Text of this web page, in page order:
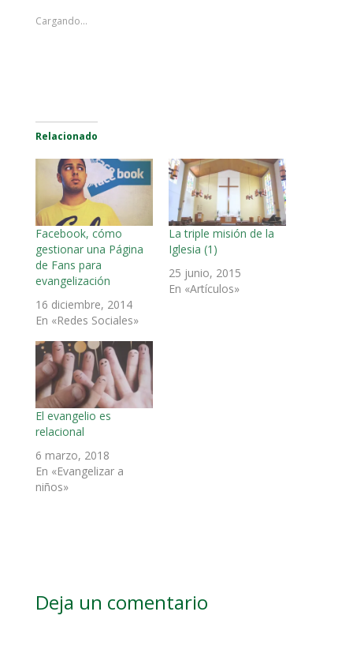
Cargando...
Relacionado
Facebook, cómo
gestionar una Página
de Fans para
evangelización
16 diciembre, 2014
En «Redes Sociales»
La triple misión de la
Iglesia (1)
25 junio, 2015
En «Artículos»
El evangelio es
relacional
6 marzo, 2018
En «Evangelizar a
niños»
Deja un comentario